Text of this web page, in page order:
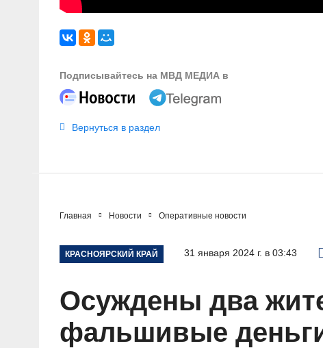
Подписывайтесь на МВД МЕДИА в
Вернуться в раздел
Главная Новости Оперативные новости
КРАСНОЯРСКИЙ КРАЙ 31 января 2024 г. в 03:43
Осуждены два
фальшивые